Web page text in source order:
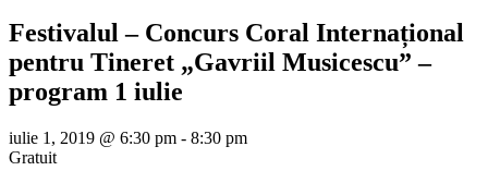
Festivalul – Concurs Coral Internațional
pentru Tineret „Gavriil Musicescu” –
program 1 iulie
iulie 1, 2019 @ 6:30 pm - 8:30 pm
Gratuit